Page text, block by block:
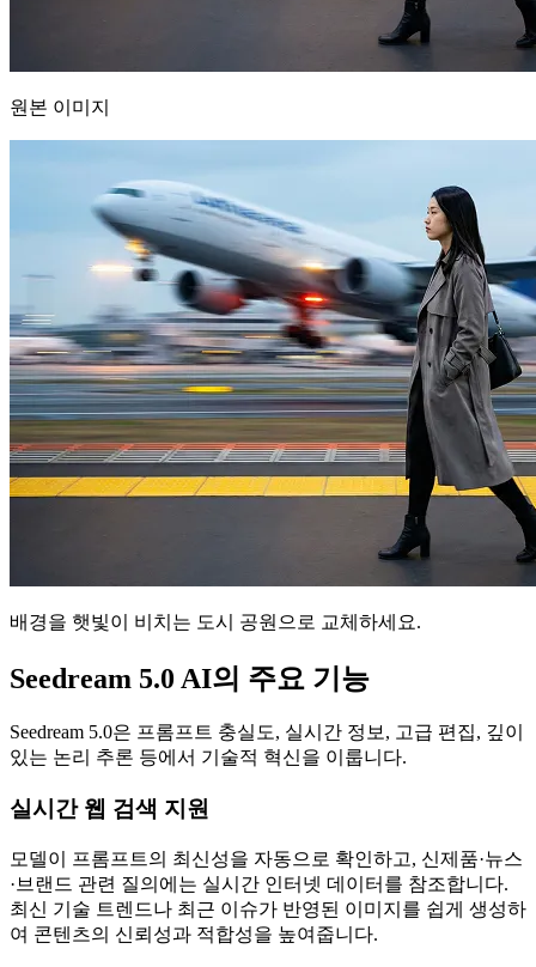
원본 이미지
배경을 햇빛이 비치는 도시 공원으로 교체하세요.
Seedream 5.0 AI의 주요 기능
Seedream 5.0은 프롬프트 충실도, 실시간 정보, 고급 편집, 깊이
있는 논리 추론 등에서 기술적 혁신을 이룹니다.
실시간 웹 검색 지원
모델이 프롬프트의 최신성을 자동으로 확인하고, 신제품·뉴스
·브랜드 관련 질의에는 실시간 인터넷 데이터를 참조합니다.
최신 기술 트렌드나 최근 이슈가 반영된 이미지를 쉽게 생성하
여 콘텐츠의 신뢰성과 적합성을 높여줍니다.